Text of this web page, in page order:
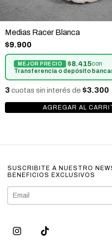
Medias Racer Blanca
$9.900
$8.415con
Transferencia o depósito
3 cuotas sin interés de $3.300
SUSCRIBITE A NUESTRO
BENEFICIOS EXCLUSIVOS